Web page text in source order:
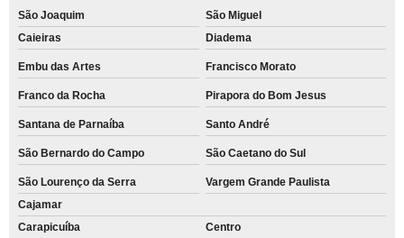
São Joaquim
São Miguel
Caieiras
Diadema
Embu das Artes Francisco Morato
Franco da Rocha Pirapora do Bom Jesus
Santana de Parnaíba Santo André
São Bernardo do Campo São Caetano do Sul
São Lourenço da Serra
Vargem Grande Paulista
Cajamar
Carapicuíba
Centro